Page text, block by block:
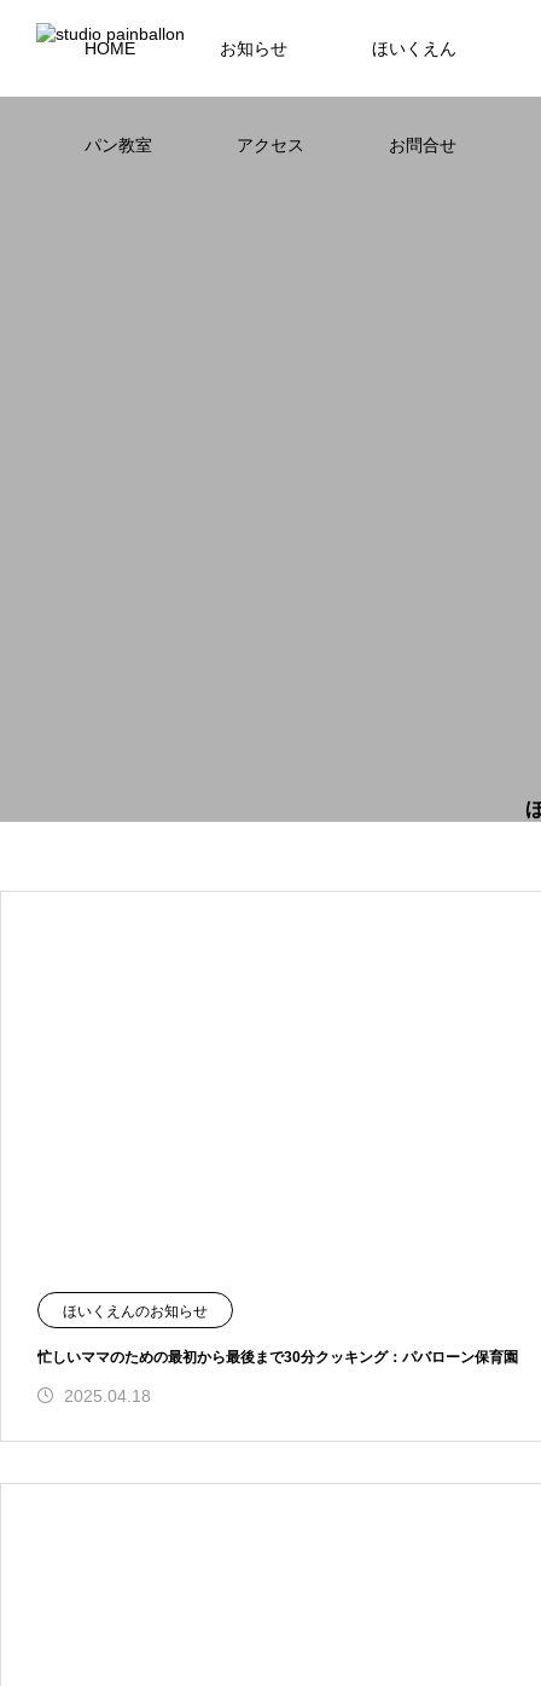
HOME お知らせ ほいくえん
パン教室 アクセス お問合せ
ほいくえんのお知らせ
忙しいママのための最初から最後まで30分クッキング：パバローン保育園
2025.04.18